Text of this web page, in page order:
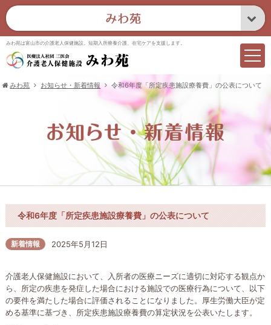
みわ苑は富山市の介護老人保健施設。短期入所療養介護、在宅ケアを支援します。
みわ苑 お知らせ・新着情報 令和6年度「所定疾患施設療養費」の公表について
令和6年度「所定疾患施設療養費」の公表について
新着情報 2025年5月12日
介護老人保健施設において、入所者の医療ニーズに適切に対応する観点か
ら、所定の疾患を発症した場合における施設での医療行為について、以下
の要件を満たした場合に評価されることになりました。厚生労働大臣が定
める基準に基づき、所定疾患施設療養費の算定状況を公表いたします。